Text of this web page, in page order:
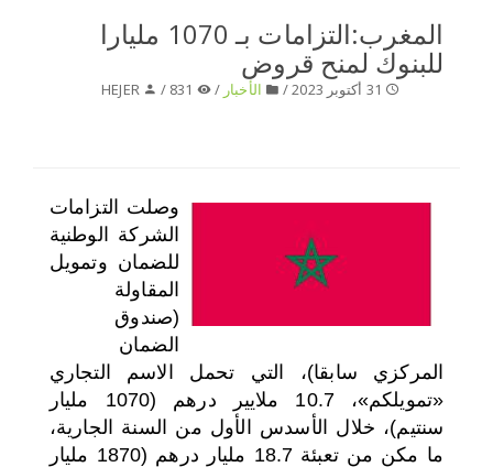
اختر بلدا/بلدان
المغرب:التزامات بـ 1070 مليارا
للبنوك لمنح قروض
الأخبار /
HEJER
وصلت التزامات
الشركة الوطنية
للضمان وتمويل
المقاولة
(صندوق
الضمان
المركزي سابقا)، التي تحمل الاسم التجاري
«تمويلكم»، 10.7 ملايير درهم (1070 مليار
سنتيم)، خلال الأسدس الأول من السنة الجارية،
ما مكن من تعبئة 18.7 مليار درهم (1870 مليار